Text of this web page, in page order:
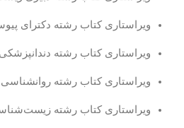
ویراستاری کتاب رشته دکترای
ویراستاری کتاب رشته دندانپزشکی
ویراستاری کتاب رشته روانشناسی
ویراستاری کتاب رشته